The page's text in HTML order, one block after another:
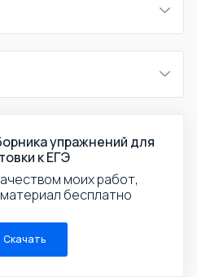
упражнений для
к ЕГЭ
моих работ,
бесплатно
Скачать